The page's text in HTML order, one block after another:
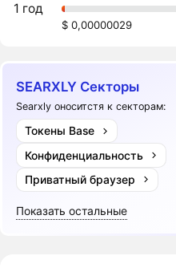
1 год
$ 0,00000029
SEARXLY Секторы
Searxly оноситстя к секторам:
Токены Base
Конфиденциальность
Приватный браузер
Показать остальные